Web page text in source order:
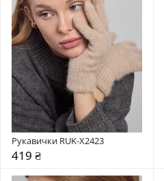
Рукавички RUK-X2423
419 ₴